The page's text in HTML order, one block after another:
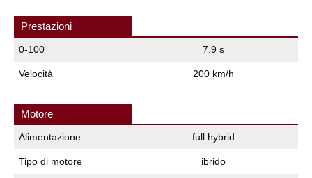
Prestazioni
0-100 7.9 s
Velocità 200 km/h
Motore
Alimentazione full hybrid
Tipo di motore ibrido